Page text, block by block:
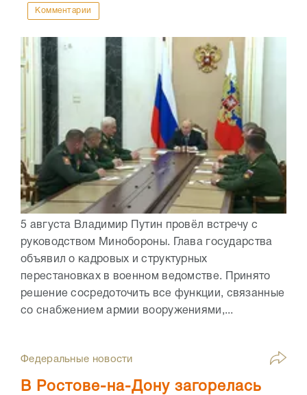
Комментарии
5 августа Владимир Путин провёл встречу с
руководством Минобороны. Глава государства
объявил о кадровых и структурных
перестановках в военном ведомстве. Принято
решение сосредоточить все функции, связанные
со снабжением армии вооружениями,...
Федеральные новости
В Ростове-на-Дону загорелась